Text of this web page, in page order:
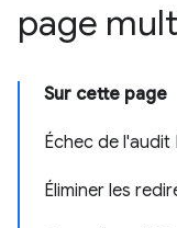
page
Sur cette page
Échec de
Éliminer les